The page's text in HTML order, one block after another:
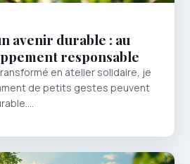
avenir durable : au
responsable
en atelier solidaire, je
de petits gestes peuvent